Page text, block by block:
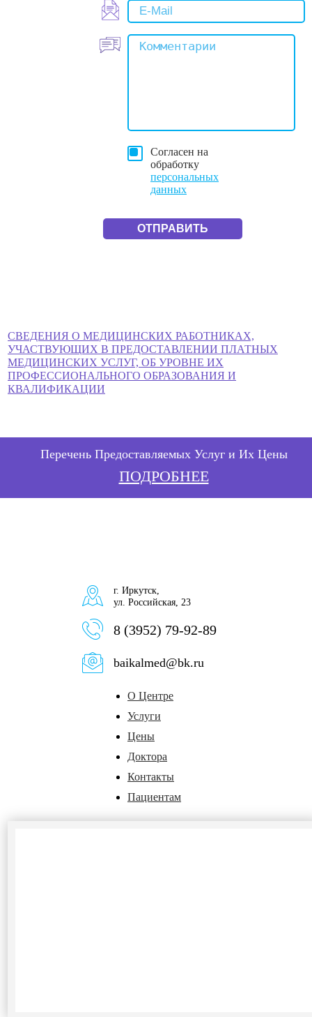
Согласен на
обработку
персональных
данных
СВЕДЕНИЯ О МЕДИЦИНСКИХ РАБОТНИКАХ,
УЧАСТВУЮЩИХ В ПРЕДОСТАВЛЕНИИ ПЛАТНЫХ
МЕДИЦИНСКИХ УСЛУГ, ОБ УРОВНЕ ИХ
ПРОФЕССИОНАЛЬНОГО ОБРАЗОВАНИЯ И
КВАЛИФИКАЦИИ
Перечень Предоставляемых Услуг и Их Цены
ПОДРОБНЕЕ
г. Иркутск,
ул. Российская, 23
8 (3952) 79-92-89
baikalmed@bk.ru
О Центре
Услуги
Цены
Доктора
Контакты
Пациентам